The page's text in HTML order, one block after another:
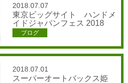
2018.07.07
東京ビッグサイト ハンドメ
イドジャパンフェス 2018
ブログ
2018.07.01
スーパーオートバックス姫